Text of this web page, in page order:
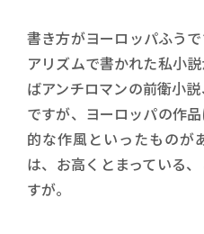
書き方がヨーロッパふう
アリズムで書かれた私小
ばアンチロマンの前衛小
ですが、ヨーロッパの作
的な作風といったものが
は、お高くとまっている
すが。